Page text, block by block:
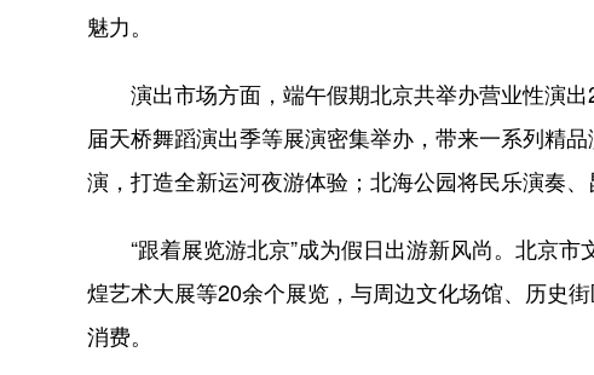
魅力。
演出市场方面，端午假期北京共举办营业性演出
届天桥舞蹈演出季等展演密集举办，带来一系列精
演，打造全新运河夜游体验；北海公园将民乐演奏
“跟着展览游北京”成为假日出游新风尚。北京市
煌艺术大展等20余个展览，与周边文化场馆、历史
消费。